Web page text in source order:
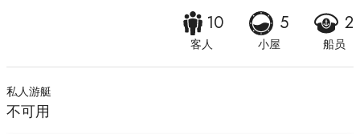
10
客人
5
小屋
2
船员
私人游艇
不可用